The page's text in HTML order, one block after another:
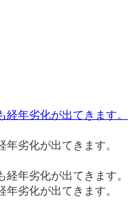
劣化が出てきます。
劣化が出てきます。